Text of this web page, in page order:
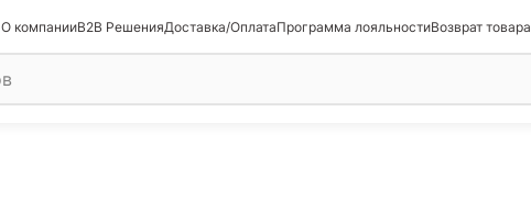
О компанииB2B РешенияДоставка/ОплатаПрограмма лояльностиВозврат товара